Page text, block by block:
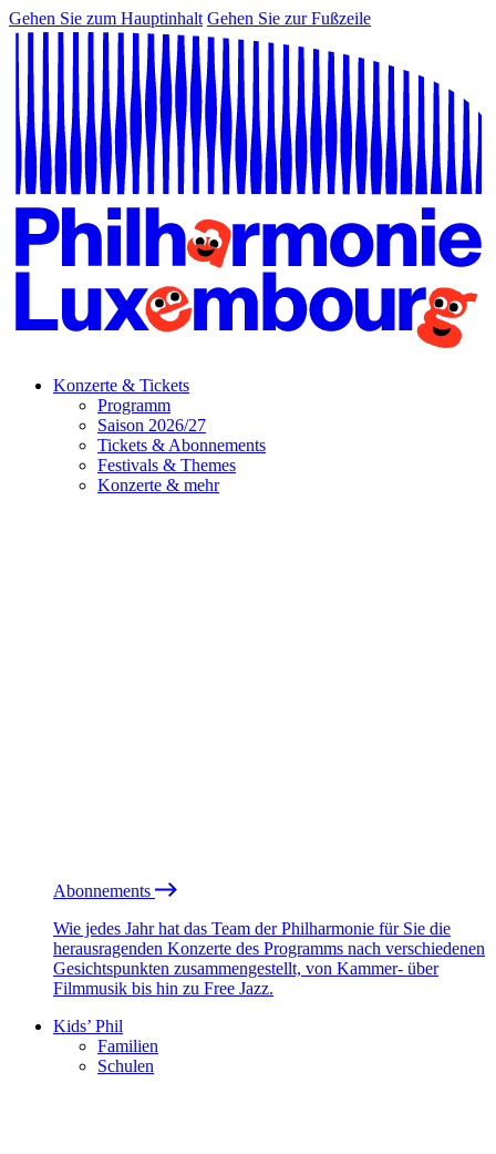
Gehen Sie zum Hauptinhalt Gehen Sie zur Fußzeile
Konzerte & Tickets
Programm
Saison 2026/27
Tickets & Abonnements
Festivals & Themes
Konzerte & mehr
Abonnements
Wie jedes Jahr hat das Team der Philharmonie für Sie die
herausragenden Konzerte des Programms nach verschiedenen
Gesichtspunkten zusammengestellt, von Kammer- über
Filmmusik bis hin zu Free Jazz.
Kids’ Phil
Familien
Schulen